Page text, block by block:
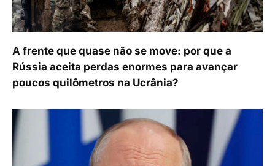
A frente que quase não se move: por que a
Rússia aceita perdas enormes para avançar
poucos quilômetros na Ucrânia?